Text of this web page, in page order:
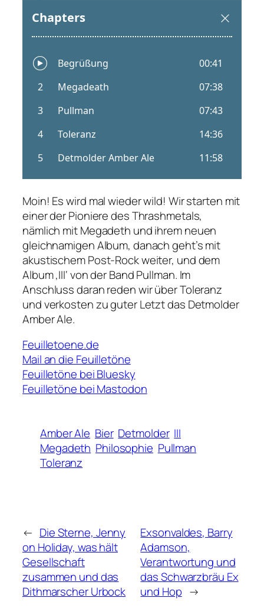
Moin! Es wird mal wieder wild! Wir starten mit
einer der Pioniere des Thrashmetals,
nämlich mit Megadeth und ihrem neuen
gleichnamigen Album, danach geht’s mit
akustischem Post-Rock weiter, und dem
Album ‚III‘ von der Band Pullman. Im
Anschluss daran reden wir über Toleranz
und verkosten zu guter Letzt das Detmolder
Amber Ale.
Feuilletoene.de
Mail an die Feuilletöne
Feuilletöne bei Bluesky
Feuilletöne bei Mastodon
Amber Ale Bier Detmolder III
Megadeth Philosophie Pullman
Toleranz
← Die Sterne, Jenny
on Holiday, was hält
Gesellschaft
zusammen und das
Dithmarscher Urbock
Exsonvaldes, Barry
Adamson,
Verantwortung und
das Schwarzbräu Ex
und Hop →